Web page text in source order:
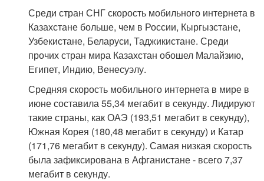
Среди стран СНГ скорость мобильного интернета в
Казахстане больше, чем в России, Кыргызстане,
Узбекистане, Беларуси, Таджикистане. Среди
прочих стран мира Казахстан обошел Малайзию,
Египет, Индию, Венесуэлу.
Средняя скорость мобильного интернета в мире в
июне составила 55,34 мегабит в секунду. Лидируют
такие страны, как ОАЭ (193,51 мегабит в секунду),
Южная Корея (180,48 мегабит в секунду) и Катар
(171,76 мегабит в секунду). Самая низкая скорость
была зафиксирована в Афганистане - всего 7,37
мегабит в секунду.